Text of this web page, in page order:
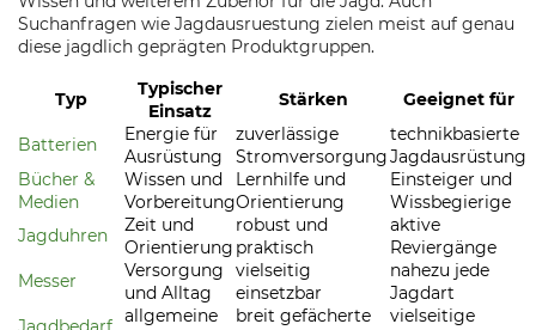
Suchanfragen wie Jagdausruestung zielen meist auf genau
diese jagdlich geprägten Produktgruppen.
Typ
Typischer
Einsatz
Stärken Geeignet für
Batterien
Energie für
Ausrüstung
zuverlässige
Stromversorgung
technikbasierte
Jagdausrüstung
Bücher &
Medien
Wissen und
Vorbereitung
Lernhilfe und
Orientierung
Einsteiger und
Wissbegierige
Jagduhren
Zeit und
Orientierung
robust und
praktisch
aktive
Reviergänge
Messer
Versorgung
und Alltag
vielseitig
einsetzbar
nahezu jede
Jagdart
allgemeine
breit gefächerte
vielseitige